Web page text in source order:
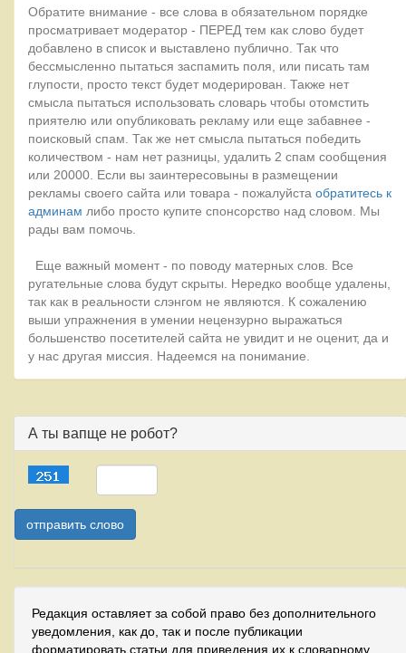
Обратите внимание - все слова в обязательном порядке
просматривает модератор - ПЕРЕД тем как слово будет
добавлено в список и выставлено публично. Так что
бессмысленно пытаться заспамить поля, или писать там
глупости, просто текст будет модерирован. Также нет
смысла пытаться использовать словарь чтобы отомстить
приятелю или опубликовать рекламу или еще забавнее -
поисковый спам. Так же нет смысла пытаться победить
количеством - нам нет разницы, удалить 2 спам сообщения
или 20000. Если вы заинтересовыны в размещении
рекламы своего сайта или товара - пожалуйста обратитесь к
админам либо просто купите спонсорство над словом. Мы
рады вам помочь.
Еще важный момент - по поводу матерных слов. Все
ругательные слова будут скрыты. Нередко вообще удалены,
так как в реальности слэнгом не являются. К сожалению
выши упражнения в умении нецензурно выражаться
большенство посетителей сайта не увидит и не оценит, да и
у нас другая миссия. Надеемся на понимание.
А ты вапще не робот?
Редакция оставляет за собой право без дополнительного
уведомления, как до, так и после публикации
форматировать статьи для приведения их к словарному